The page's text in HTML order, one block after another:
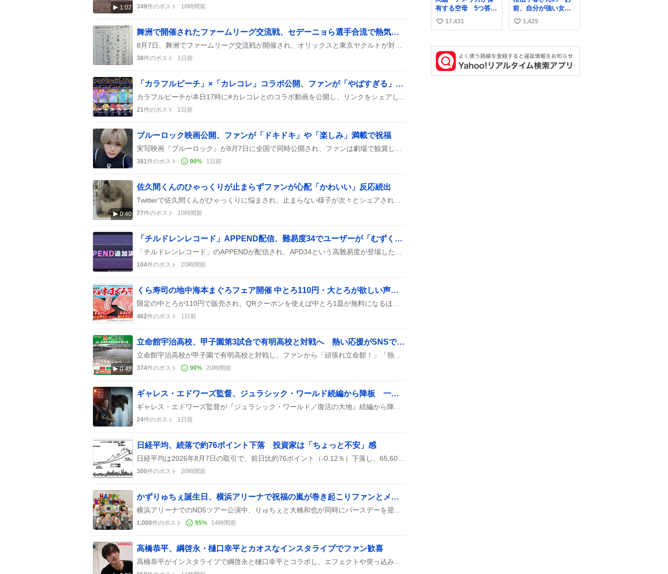
1:02 349件のポスト 18時間前
舞洲で開催されたファームリーグ交流戦、セデーニョら選手合流で熱気沸騰
8月7日、舞洲でファームリーグ交流戦が開催され、オリックスと東京ヤクルトが対戦した。スタメンにセデーニョやオスナが合流し、暑さが話題になっている。
38件のポスト 1日前
「カラフルピーチ」×「カレコレ」コラボ公開、ファンが「やばすぎる」「楽しみ」と歓喜
カラフルピーチが本日17時に#カレコレとのコラボ動画を公開し、リンクをシェアしたよ！さらにアクスタ付きグミが発売され、ファンからは「やばすぎる」「楽しみ」の声が上がっているみたい。
21件のポスト 1日前
ブルーロック映画公開、ファンが「ドキドキ」や「楽しみ」満載で祝福
実写映画『ブルーロック』が8月7日に全国で同時公開され、ファンは劇場で観賞しながらポップコーンや限定グッズを手に入れ、SNSで「公開おめでとう」や「ドキドキ」などの感想をシェアし、盛り上がりを見せている。
381件のポスト 90% 1日前
0:40
佐久間くんのひゃっくりが止まらずファンが心配「かわいい」反応続出
Twitterで佐久間くんがひゃっくりに悩まされ、止まらない様子が次々とシェアされている。深夜まで続くことや、止めるコツを探す声が多く、ファンは「かわいい」や「早く止まってほしい」とリアクションしている。
77件のポスト 10時間前
「チルドレンレコード」APPEND配信、難易度34でユーザーが「むずくね」や「神」コメント沸騰
「チルドレンレコード」のAPPENDが配信され、APD34という高難易度が登場したと報告が相次ぎ、初見やフルコンボに挑戦する声が広がっている。リリース時間が遅れたことへのツッコミや、譜面のカゲプロ引用が話題になっている。
104件のポスト 20時間前
くら寿司の地中海本まぐろフェア開催 中とろ110円・大とろが欲しい声続出
限定の中とろが110円で販売され、QRクーポンを使えば中とろ1皿が無料になるほか、フォローと引用リポストで食事券が抽選で当たるキャンペーンも同時に行われ、SNS上で盛り上がりを見せている。
462件のポスト 1日前
0:42
立命館宇治高校、甲子園第3試合で有明高校と対戦へ 熱い応援がSNSで広がる
立命館宇治高校が甲子園で有明高校と対戦し、ファンから「頑張れ立命館！」「熱いエールをお願いします」などの声が上がっている様子がSNSで広がっている。
374件のポスト 90% 20時間前
ギャレス・エドワーズ監督、ジュラシック・ワールド続編から降板 一部のファンは「残念」と嘆く
ギャレス・エドワーズ監督が『ジュラシック・ワールド／復活の大地』続編から降板したとSNSで報告され、脚本は完成済みでスカーレット・ヨハンソンらが続投する可能性が話題になっている。スタジオは2027年撮影開始を目指すが、後任は未定だ。
24件のポスト 1日前
日経平均、続落で約76ポイント下落 投資家は「ちょっと不安」感
日経平均は2026年8月7日の取引で、前日比約76ポイント（‑0.12％）下落し、65,606ポイントで終えた。ソフトバンクGの決算不発や半導体株の売りが影響し、相場は続落したが、プラス銘柄も一部見られた。
300件のポスト 20時間前
かずりゅちぇ誕生日、横浜アリーナで祝福の嵐が巻き起こりファンとメンバーが歓喜の声を上げて
横浜アリーナでのND5ツアー公演中、りゅちぇと大橋和也が同時にバースデーを迎え、メンバーのビデオレターや二人のイラスト入りケーキが登場し、会場は歓声に包まれた。
1,000件のポスト 95% 14時間前
高橋恭平、綱啓永・樋口幸平とカオスなインスタライブでファン歓喜
高橋恭平がインスタライブで綱啓永と樋口幸平とコラボし、エフェクトや突っ込みでカオスなやり取りが繰り広げられた。深夜にも関わらずファンがたくさん視聴し、感謝の声が多数寄せられた。
有する空母 5つ答え
よ』 名倉「ホンマご
めん、日本」
い
ね
数
17,431
前、自分が強い女だ
と思うか？』の一言
で… 中森明菜さんが
い
ね
数
1,425